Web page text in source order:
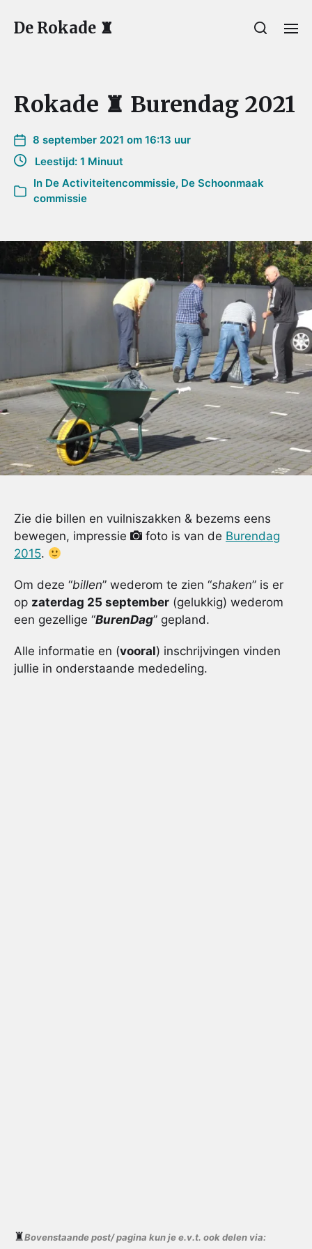
De Rokade ♜
Rokade ♜ Burendag 2021
8 september 2021 om 16:13 uur
Leestijd: 1 Minuut
In De Activiteitencommissie, De Schoonmaak
commissie
Zie die billen en vuilniszakken & bezems eens
bewegen, impressie
foto is van de Burendag
2015.
Om deze “billen” wederom te zien “shaken” is er
op zaterdag 25 september (gelukkig) wederom
een gezellige “BurenDag” gepland.
Alle informatie en (vooral) inschrijvingen vinden
jullie in onderstaande mededeling.
♜Bovenstaande post/ pagina kun je e.v.t. ook delen via: